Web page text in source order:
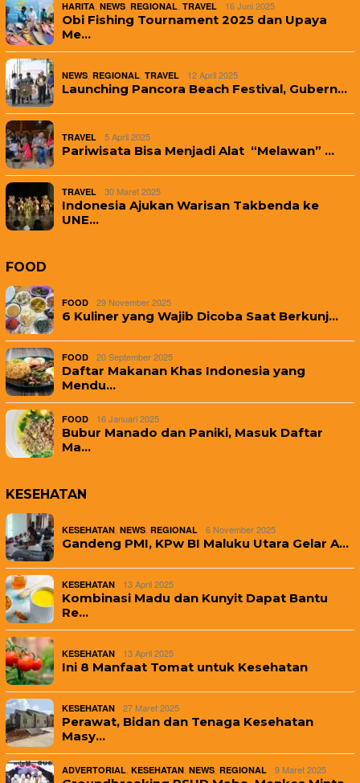
HARITA NEWS REGIONAL TRAVEL 16 Juni 2025
Obi Fishing Tournament 2025 dan Upaya
Me…
NEWS REGIONAL TRAVEL 12 April 2025
Launching Pancora Beach Festival, Gubern…
TRAVEL 5 April 2025
Pariwisata Bisa Menjadi Alat “Melawan” …
TRAVEL 30 Maret 2025
Indonesia Ajukan Warisan Takbenda ke
UNE…
FOOD
FOOD 29 November 2025
6 Kuliner yang Wajib Dicoba Saat Berkunj…
FOOD 20 September 2025
Daftar Makanan Khas Indonesia yang
Mendu…
FOOD 16 Januari 2025
Bubur Manado dan Paniki, Masuk Daftar
Ma…
KESEHATAN
KESEHATAN NEWS REGIONAL 6 November 2025
Gandeng PMI, KPw BI Maluku Utara Gelar A…
KESEHATAN 13 April 2025
Kombinasi Madu dan Kunyit Dapat Bantu
Re…
KESEHATAN 13 April 2025
Ini 8 Manfaat Tomat untuk Kesehatan
KESEHATAN 27 Maret 2025
Perawat, Bidan dan Tenaga Kesehatan
Masy…
ADVERTORIAL KESEHATAN NEWS REGIONAL 9 Maret 2025